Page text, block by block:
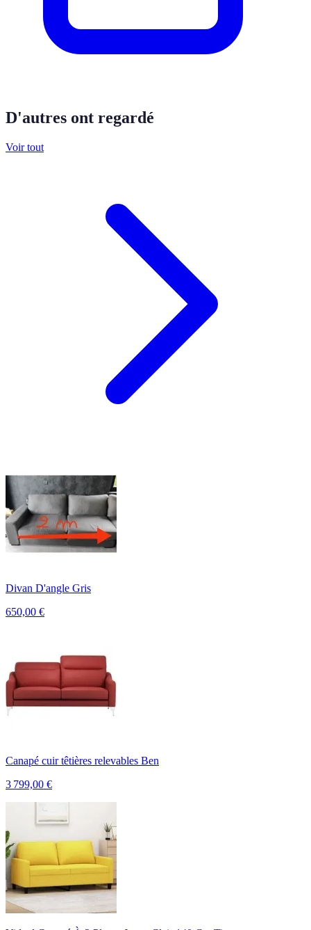
D'autres ont regardé
Voir tout
Divan D'angle Gris
650,00 €
Canapé cuir têtières relevables Ben
3 799,00 €